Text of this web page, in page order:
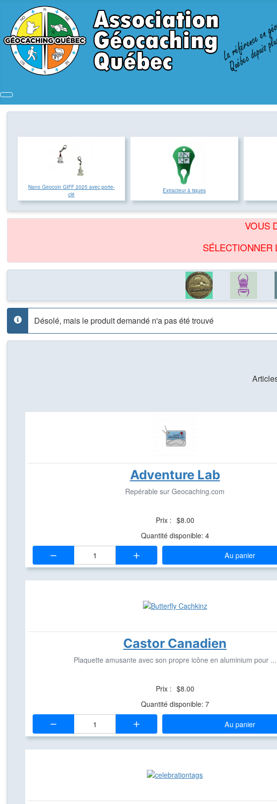
Nano Geocoin GIFF 2025 avec porte-
clé
Extracteur à tiques
VOUS
SÉLECTIONNER
info Désolé, mais le produit demandé n'a pas été trouvé
Adventure Lab
Repérable sur Geocaching.com
Prix : $8.00
Quantité disponible: 4
Quantité:
Au panier
Castor Canadien
Plaquette amusante avec son propre icône en aluminium pour ...
Prix : $8.00
Quantité disponible: 7
Quantité:
Au panier